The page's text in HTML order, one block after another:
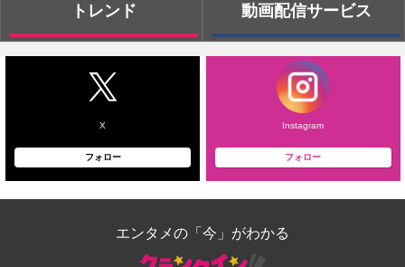
トレンド 動画配信サービス
X
フォロー
Instagram
フォロー
エンタメの「今」がわかる